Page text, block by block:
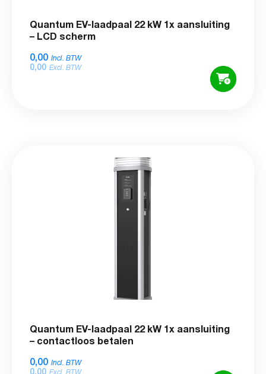
Quantum EV-laadpaal 22 kW 1x aansluiting
– LCD scherm
0,00 Incl. BTW
0,00 Excl. BTW
Quantum EV-laadpaal 22 kW 1x aansluiting
– contactloos betalen
0,00 Incl. BTW
0,00